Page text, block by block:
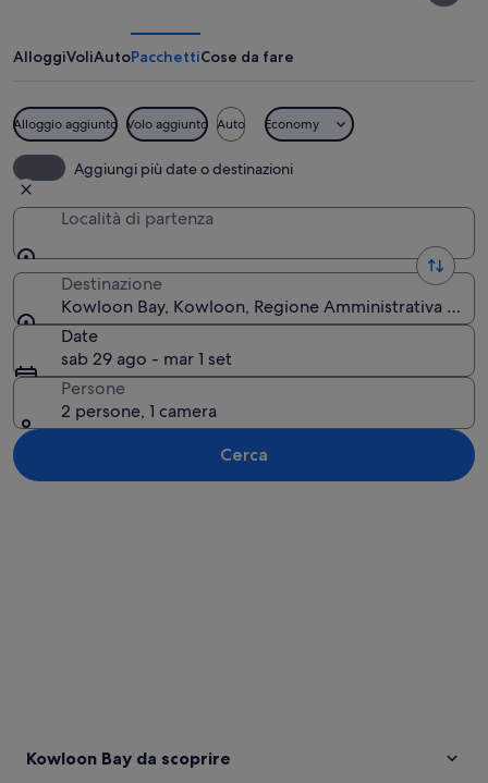
AlloggiVoliAutoPacchettiCose da fare
Alloggio aggiunto Volo aggiunto Auto Economy
Aggiungi più date o destinazioni
Località di partenza
Destinazione
Kowloon Bay, Kowloon, Regione Amministrativa
Date
sab 29 ago - mar 1 set
Persone
2 persone, 1 camera
Cerca
Kowloon Bay da scoprire